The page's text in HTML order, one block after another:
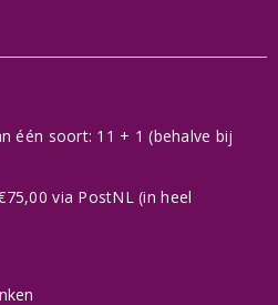
één soort: 11 + 1 (behalve bij
via PostNL (in heel